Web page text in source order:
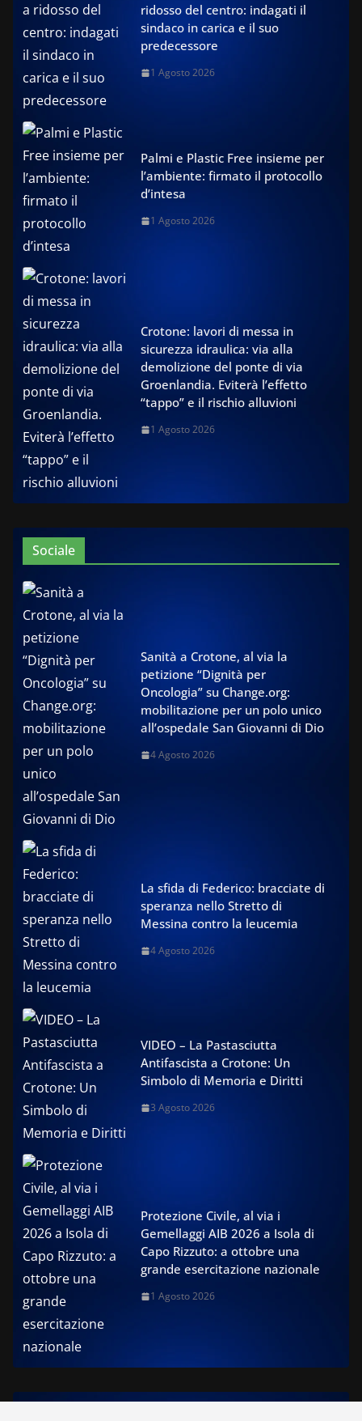
ridosso del centro: indagati il
sindaco in carica e il suo
predecessore
1 Agosto 2026
Palmi e Plastic Free insieme per
l’ambiente: firmato il protocollo
d’intesa
1 Agosto 2026
Crotone: lavori di messa in
sicurezza idraulica: via alla
demolizione del ponte di via
Groenlandia. Eviterà l’effetto
“tappo” e il rischio alluvioni
1 Agosto 2026
Sociale
Sanità a Crotone, al via la
petizione “Dignità per
Oncologia” su Change.org:
mobilitazione per un polo unico
all’ospedale San Giovanni di Dio
4 Agosto 2026
La sfida di Federico: bracciate di
speranza nello Stretto di
Messina contro la leucemia
4 Agosto 2026
VIDEO – La Pastasciutta
Antifascista a Crotone: Un
Simbolo di Memoria e Diritti
3 Agosto 2026
Protezione Civile, al via i
Gemellaggi AIB 2026 a Isola di
Capo Rizzuto: a ottobre una
grande esercitazione nazionale
1 Agosto 2026